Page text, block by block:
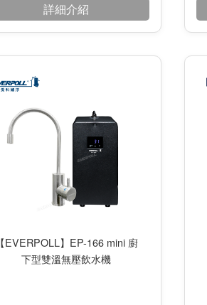
詳細介紹
【EVERPOLL】EP-166 mini 廚
下型雙溫無壓飲水機